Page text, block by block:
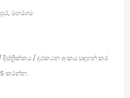
මහරගම
දිස්ත්‍රික්කය / දුරකථන අංකය සඳහන් කර
කරන්න.